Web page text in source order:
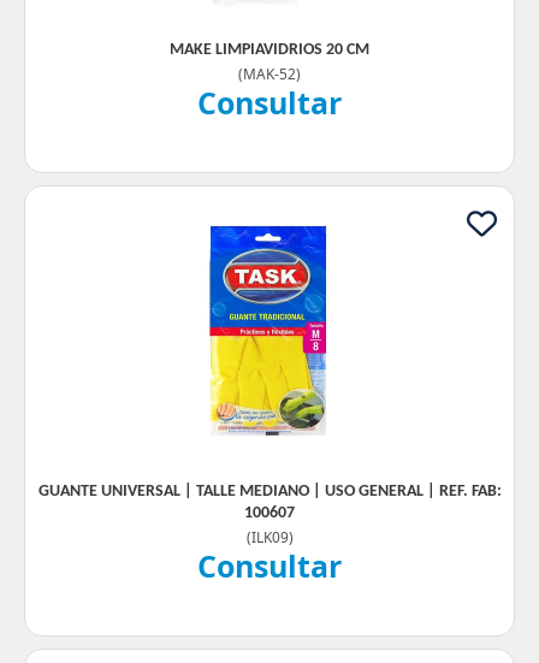
MAKE LIMPIAVIDRIOS 20 CM
(MAK-52)
Consultar
GUANTE UNIVERSAL | TALLE MEDIANO | USO GENERAL | REF. FAB:
100607
(ILK09)
Consultar